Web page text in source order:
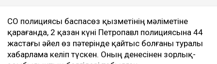
СҚО полициясы баспасөз қызметінің мәліметіне
қарағанда, 2 қазан күні Петропавл полициясына 44
жастағы әйел өз пәтерінде қайтыс болғаны туралы
хабарлама келіп түскен. Оның денесінен зорлық-